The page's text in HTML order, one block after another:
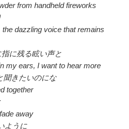
from handheld fireworks
the dazzling voice that remains
に残る眩い声と
my ears, I want to hear more
聞きたいのにな
together
away
ように